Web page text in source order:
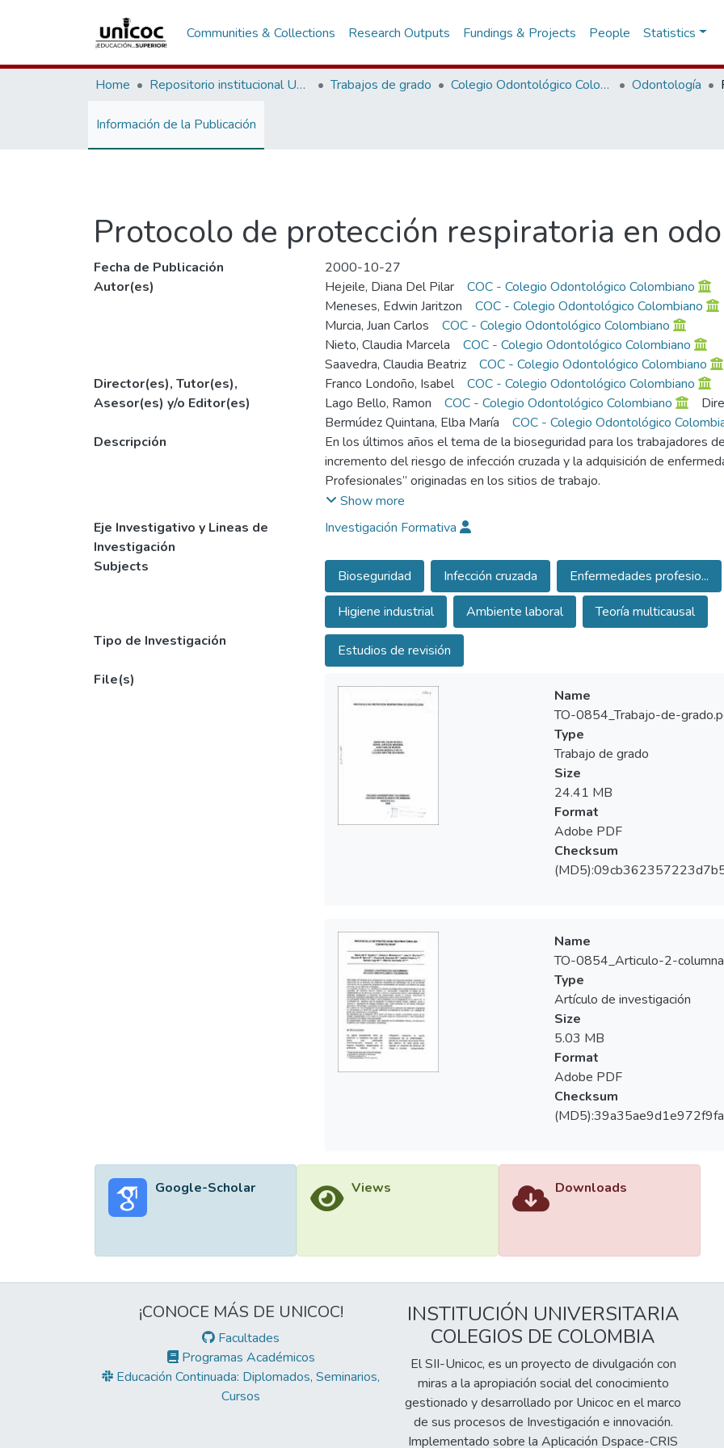
Communities & Collections Research Outputs Fundings & Projects People Statistics
Home Repositorio institucional Unicoc, RI-unicoc Trabajos de grado Colegio Odontológico Colombiano Odontología
Información de la Publicación
Protocolo de protección respiratoria en
Fecha de Publicación
2000-10-27
Autor(es)
Hejeile, Diana Del Pilar
COC - Colegio Odontológico Colombiano
Meneses, Edwin Jaritzon
COC - Colegio Odontológico Colombiano
Murcia, Juan Carlos
COC - Colegio Odontológico Colombiano
Nieto, Claudia Marcela
COC - Colegio Odontológico Colombiano
Saavedra, Claudia Beatriz
COC - Colegio Odontológico Colombiano
Director(es), Tutor(es),
Asesor(es) y/o Editor(es)
Franco Londoño, Isabel COC - Colegio Odontológico Colombiano
Lago Bello, Ramon
COC - Colegio Odontológico Colombiano
Bermúdez Quintana, Elba María
COC - Colegio Odontológico
Descripción
En los últimos años el tema de la bioseguridad para los trabajadores
incremento del riesgo de infección cruzada y la adquisición de
Profesionales” originadas en los sitios de trabajo.
La salud ocupacional hace su aparición a mediados del siglo XX como
higiene industrial, relacionando el ambiente laboral con el trabajador
siendo su principal exponente BRIAN MAC MAHON. En esta teoría
causas componentes logran completar una causa suficiente se
y el trabajo fue reconocida desde tiempos tan remotos, mientras se
las descripciones que hace BERNARDINO RAMAZZINI considerado
gran número de enfermedades de origen laboral (IDR0V0.1)Los
enfermedades asociadas con el trabajo se pueden considerar en dos
ingeniería (en la fuente y en el medio), rediseño del trabajo, cambios
2). Medidas aplicadas a cada trabajador de manera independiente
personal y organización del trabajo. Como punto para resaltar es la
salud ocupacional; en este sentido la medicina es la disciplina que se
trabajos de los mecanismos preventivos propuestos por la salud
factores de riesgo a los cuales se encuentran expuestos los
por aquellos elementos que se pueden mezclar en el aire que se respira.
Show more
Eje Investigativo y Lineas de
Investigación
Investigación Formativa
Subjects
Bioseguridad Infección cruzada Enfermedades profesio...
Higiene industrial
Ambiente laboral
Teoría multicausal
Tipo de Investigación
Estudios de revisión
File(s)
Name
TO-0854_Trabajo-de-
Type
Trabajo de grado
Size
24.41 MB
Format
Adobe PDF
Checksum
Name
TO-0854_Articulo-2-
Type
Artículo de investigación
Size
5.03 MB
Format
Adobe PDF
Checksum
Google-Scholar Views Downloads
¡CONOCE MÁS DE UNICOC!
Facultades
Programas Académicos
Educación Continuada: Diplomados, Seminarios,
Cursos
INSTITUCIÓN UNIVERSITARIA
COLEGIOS DE COLOMBIA
El SII-Unicoc, es un proyecto de divulgación con
miras a la apropiación social del conocimiento
gestionado y desarrollado por Unicoc en el marco
de sus procesos de Investigación e innovación.
Implementado sobre la Aplicación Dspace-CRIS